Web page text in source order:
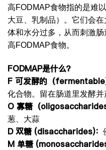
高FODMAP食物指的是难
大豆、乳制品）。它们会
体和水分过多，从而刺激
高FODMAP食物。
FODMAP是什么？
F 可发酵的（fermentable
化合物。留在肠道里发酵并
O 寡糖（
葱、大蒜
D双糖(disaccharides)：
M 单糖